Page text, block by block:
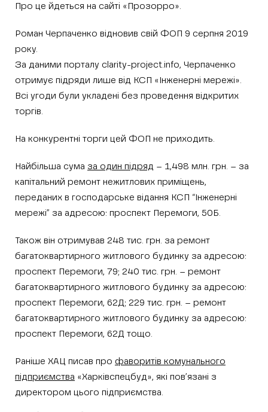
Про це йдеться на сайті «Прозорро».
Роман Черпаченко відновив свій ФОП 9 серпня 2019
року.
За даними порталу clarity-project.info, Черпаченко
отримує підряди лише від КСП «Інженерні мережі».
Всі угоди були укладені без проведення відкритих
торгів.
На конкурентні торги цей ФОП не приходить.
Найбільша сума за один підряд – 1,498 млн. грн. – за
капітальний ремонт нежитлових приміщень,
переданих в господарське відання КСП “Інженерні
мережі” за адресою: проспект Перемоги, 50Б.
Також він отримував 248 тис. грн. за ремонт
багатоквартирного житлового будинку за адресою:
проспект Перемоги, 79; 240 тис. грн. – ремонт
багатоквартирного житлового будинку за адресою:
проспект Перемоги, 62Д; 229 тис. грн. – ремонт
багатоквартирного житлового будинку за адресою:
проспект Перемоги, 62Д тощо.
Раніше ХАЦ писав про фаворитів комунального
підприємства «Харківспецбуд», які пов’язані з
директором цього підприємства.